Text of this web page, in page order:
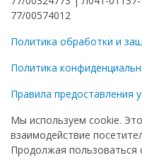
77/00574012
Политика обработки и
Политика
Правила предоставления
Мы используем cookie.
взаимодействие
Продолжая пользоваться